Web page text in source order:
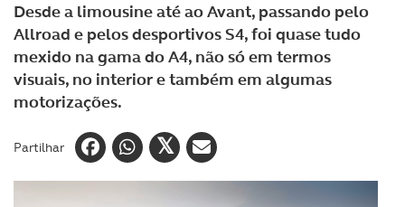
Desde a limousine até ao Avant, passando pelo
Allroad e pelos desportivos S4, foi quase tudo
mexido na gama do A4, não só em termos
visuais, no interior e também em algumas
motorizações.
Partilhar